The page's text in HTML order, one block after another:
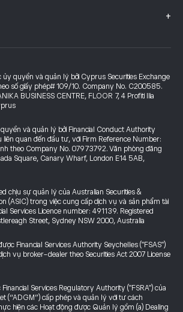
+
ủy quyền và quản lý bởi Cyprus Securities Exchange
số giấy phép# 109/10. Company No. C200585.
BUSINESS CENTRE, FLOOR 7, 4 Profiti Ilia
và quản lý bởi Financial Conduct Authority
liên quan đến đầu tư, với Firm Reference Number:
theo Company No. 07973792. Văn phòng đăng
Square, Canary Wharf, London E14 5AB,
chịu sự quản lý của Australian Securities &
(ASIC) trong việc cung cấp dịch vụ và sản phẩm tài
Services Licence number: 491139. Registered
Street, Sydney NSW 2000, Australia
Financial Services Authority Seychelles ("FSAS")
vụ broker-dealer theo Securities Act 2007 License
Financial Services Regulatory Authority ("FSRA") của
(“ADGM”) cấp phép và quản lý với tư cách
hiện các Hoạt động được Quản lý gồm (a) Dealing